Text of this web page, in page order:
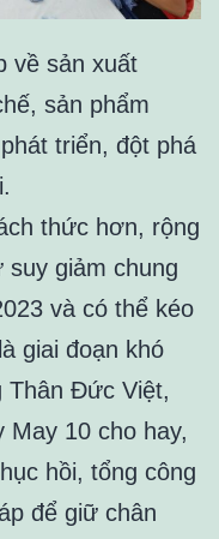
về sản xuất
sản phẩm
triển, đột phá
thức hơn, rộng
giảm chung
và có thể kéo
giai đoạn khó
Thân Đức Việt,
May 10 cho hay,
hồi, tổng công
để giữ chân